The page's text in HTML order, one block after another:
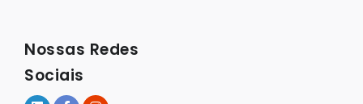
Nossas Redes
Sociais